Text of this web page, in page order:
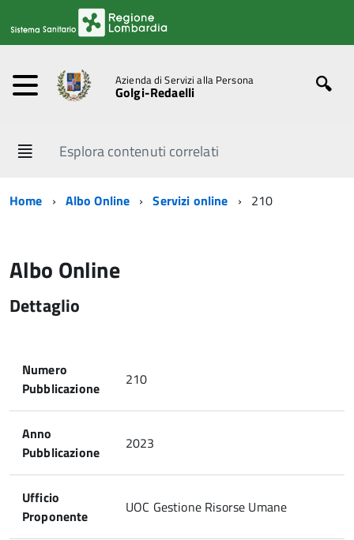
Azienda di Servizi alla Persona
Golgi-Redaelli
Esplora contenuti correlati
Home Albo Online Servizi online 210
Albo Online
Dettaglio
Numero
Pubblicazione
210
Anno
Pubblicazione
2023
Ufficio
Proponente
UOC Gestione Risorse Umane